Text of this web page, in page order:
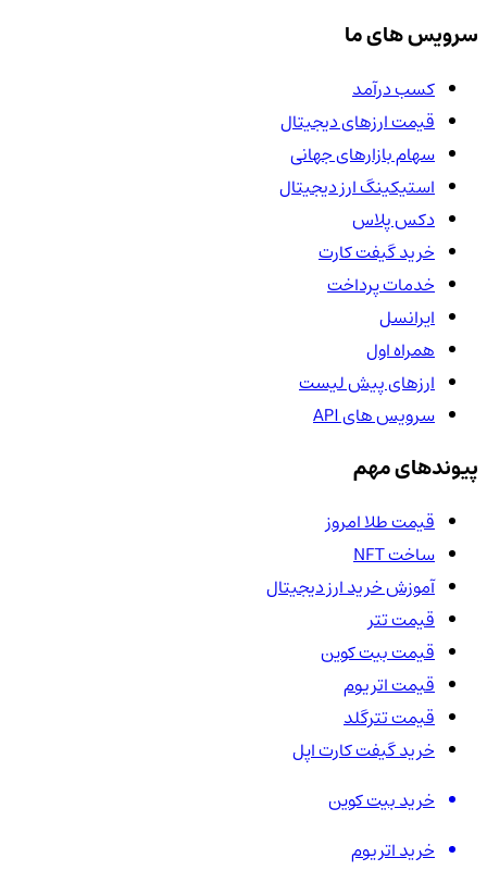
سرویس های ما
کسب درآمد
قیمت ارزهای دیجیتال
سهام بازارهای جهانی
استیکینگ ارز دیجیتال
دکس پلاس
خرید گیفت کارت
خدمات پرداخت
ایرانسل
همراه اول
ارزهای پیش لیست
سرویس های API
پیوندهای مهم
قیمت طلا امروز
ساخت NFT
آموزش خرید ارز دیجیتال
قیمت تتر
قیمت بیت کوین
قیمت اتریوم
قیمت تترگلد
خرید گیفت کارت اپل
خرید بیت کوین
خرید اتریوم